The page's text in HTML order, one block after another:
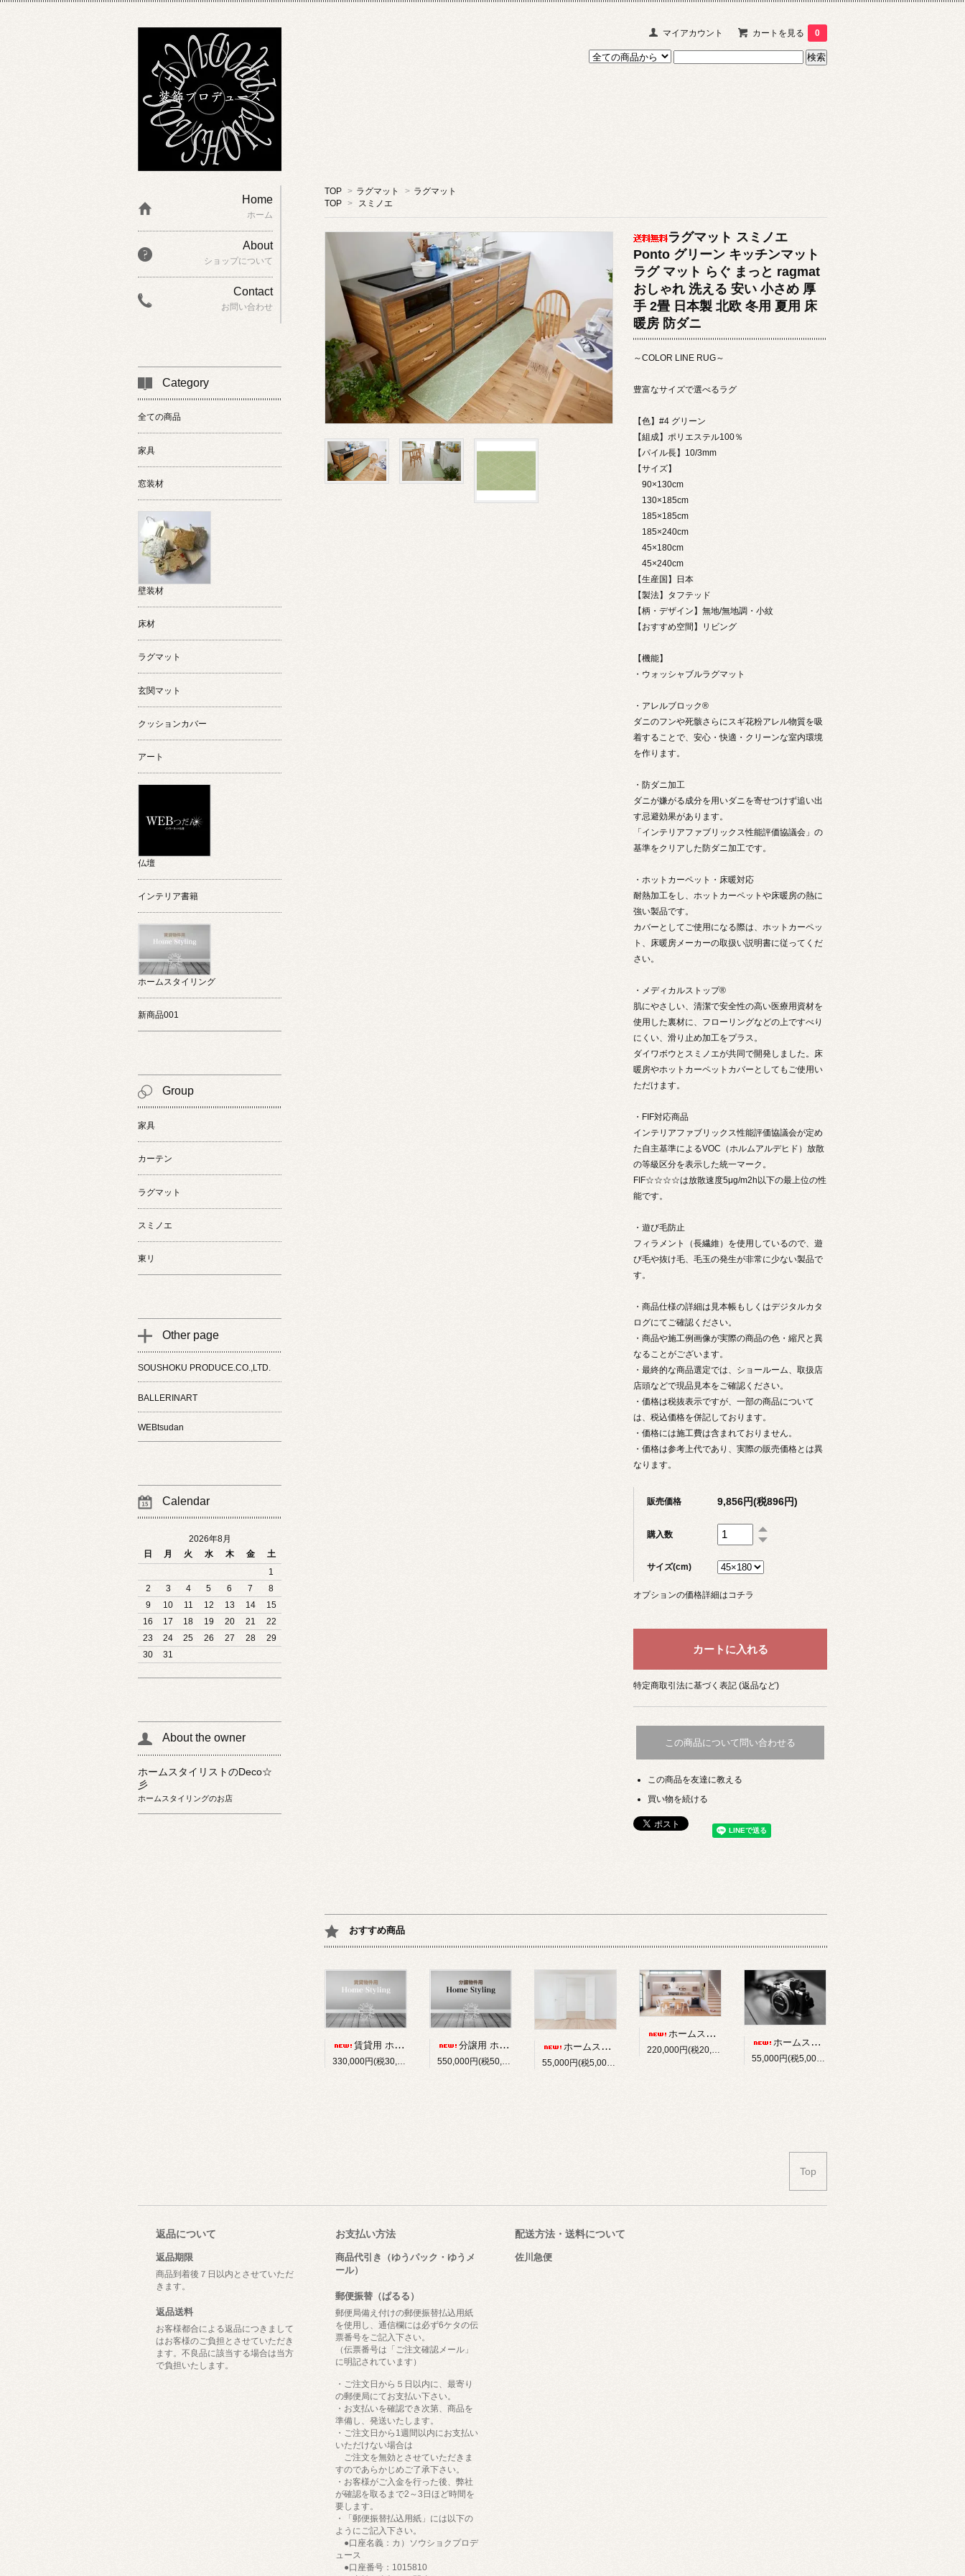
マイアカウント カートを見る 0
TOP > ラグマット > ラグマット
TOP > スミノエ
ラグマット スミノエ
Ponto グリーン キッチンマット
ラグ マット らぐ まっと ragmat
おしゃれ 洗える 安い 小さめ 厚
手 2畳 日本製 北欧 冬用 夏用 床
暖房 防ダニ
～COLOR LINE RUG～
豊富なサイズで選べるラグ
【色】#4 グリーン
【組成】ポリエステル100％
【パイル長】10/3mm
【サイズ】
90×130cm
130×185cm
185×185cm
185×240cm
45×180cm
45×240cm
【生産国】日本
【製法】タフテッド
【柄・デザイン】無地/無地調・小紋
【おすすめ空間】リビング
【機能】
・ウォッシャブルラグマット
・アレルブロック®
ダニのフンや死骸さらにスギ花粉アレル物質を吸
着することで、安心・快適・クリーンな室内環境
を作ります。
・防ダニ加工
ダニが嫌がる成分を用いダニを寄せつけず追い出
す忌避効果があります。
「インテリアファブリックス性能評価協議会」の
基準をクリアした防ダニ加工です。
・ホットカーペット・床暖対応
耐熱加工をし、ホットカーペットや床暖房の熱に
強い製品です。
カバーとしてご使用になる際は、ホットカーペッ
ト、床暖房メーカーの取扱い説明書に従ってくだ
さい。
・メディカルストップ®
肌にやさしい、清潔で安全性の高い医療用資材を
使用した裏材に、フローリングなどの上ですべり
にくい、滑り止め加工をプラス。
ダイワボウとスミノエが共同で開発しました。床
暖房やホットカーペットカバーとしてもご使用い
ただけます。
・FIF対応商品
インテリアファブリックス性能評価協議会が定め
た自主基準によるVOC（ホルムアルデヒド）放散
の等級区分を表示した統一マーク。
FIF☆☆☆☆は放散速度5μg/m2h以下の最上位の性
能です。
・遊び毛防止
フィラメント（長繊維）を使用しているので、遊
び毛や抜け毛、毛玉の発生が非常に少ない製品で
す。
・商品仕様の詳細は見本帳もしくはデジタルカタ
ログにてご確認ください。
・商品や施工例画像が実際の商品の色・縮尺と異
なることがございます。
・最終的な商品選定では、ショールーム、取扱店
店頭などで現品見本をご確認ください。
・価格は税抜表示ですが、一部の商品について
は、税込価格を併記しております。
・価格には施工費は含まれておりません。
・価格は参考上代であり、実際の販売価格とは異
なります。
販売価格 9,856円(税896円)
購入数
サイズ(cm)
オプションの価格詳細はコチラ
特定商取引法に基づく表記 (返品など)
この商品について問い合わせる
この商品を友達に教える
買い物を続ける
おすすめ商品
賃貸用 ホームスタイリングプラン,インテリアコーディネート
330,000円(税30,000円)
分譲用 ホームスタイリングプラン,インテリアコーディネート
550,000円(税50,000円)
ホームスタイリング 1室追加プラン,インテリアコーディネート
ホームスタイリング 演出モデルルームグレードアッププラン,インテリアコーディネート
220,000円(税20,000円)
ホームスタイリング 1室撮影追加プラン,インテリアコーディネート
Home
ホーム
About
ショップについて
Contact
お問い合わせ
Category
全ての商品
家具
窓装材
壁装材
床材
ラグマット
玄関マット
クッションカバー
アート
仏壇
インテリア書籍
ホームスタイリング
新商品001
Group
家具
カーテン
ラグマット
スミノエ
東リ
Other page
SOUSHOKU PRODUCE.CO.,LTD.
BALLERINART
WEBtsudan
Calendar
2026年8月
日
月 火 水 木 金
土
1
2
3 4 5 6 7
8
9
10 11 12 13 14
15
16
17 18 19 20 21
22
23
24 25 26 27 28
29
30
31
About the owner
ホームスタイリストのDeco☆
彡
ホームスタイリングのお店
Top
返品について
返品期限
商品到着後７日以内とさせていただ
きます。
返品送料
お客様都合による返品につきまして
はお客様のご負担とさせていただき
ます。不良品に該当する場合は当方
で負担いたします。
お支払い方法
商品代引き（ゆうパック・ゆうメ
ール）
郵便振替（ぱるる）
郵便局備え付けの郵便振替払込用紙
を使用し、通信欄には必ず6ケタの伝
票番号をご記入下さい。
（伝票番号は「ご注文確認メール」
に明記されています）
・ご注文日から５日以内に、最寄り
の郵便局にてお支払い下さい。
・お支払いを確認でき次第、商品を
準備し、発送いたします。
・ご注文日から1週間以内にお支払い
いただけない場合は
ご注文を無効とさせていただきま
すのであらかじめご了承下さい。
・お客様がご入金を行った後、弊社
が確認を取るまで2～3日ほど時間を
要します。
・「郵便振替払込用紙」には以下の
ようにご記入下さい。
●口座名義：カ）ソウショクプロデ
ュース
●口座番号：1015810
配送方法・送料について
佐川急便